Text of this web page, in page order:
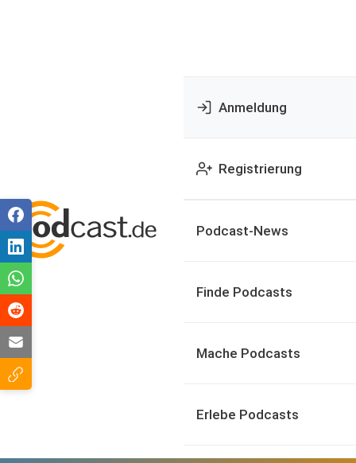
Anmeldung
Registrierung
Podcast-News
Finde Podcasts
Mache Podcasts
Erlebe Podcasts